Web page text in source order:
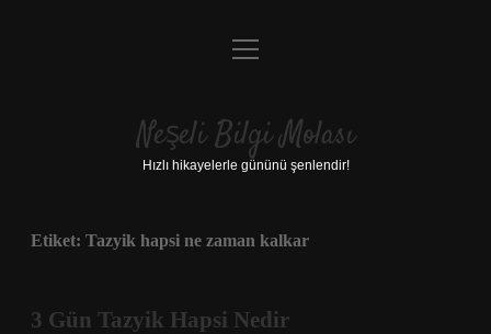
Anasayfa
Yasal Uyarı
menüyü
Neşeli Bilgi Molası
Hızlı hikayelerle gününü şenlendir!
Etiket: Tazyik hapsi ne zaman kalkar
3 Gün Tazyik Hapsi Nedir